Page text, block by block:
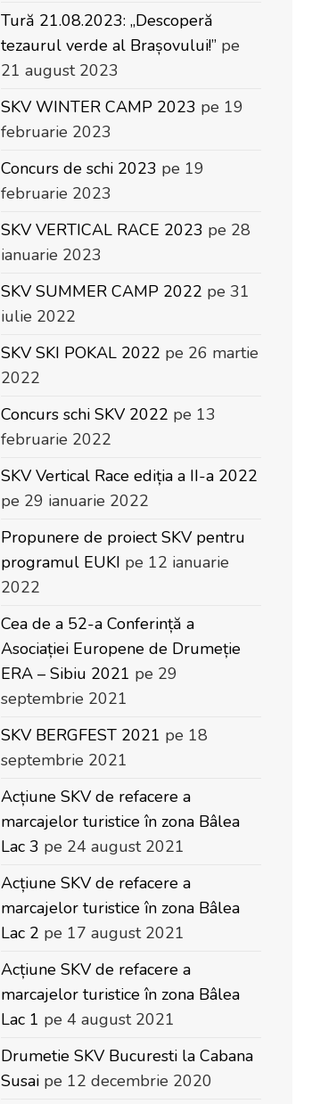
Tură 21.08.2023: „Descoperă
tezaurul verde al Brașovului!” pe
21 august 2023
SKV WINTER CAMP 2023 pe 19
februarie 2023
Concurs de schi 2023 pe 19
februarie 2023
SKV VERTICAL RACE 2023 pe 28
ianuarie 2023
SKV SUMMER CAMP 2022 pe 31
iulie 2022
SKV SKI POKAL 2022 pe 26 martie
2022
Concurs schi SKV 2022 pe 13
februarie 2022
SKV Vertical Race ediția a II-a 2022
pe 29 ianuarie 2022
Propunere de proiect SKV pentru
programul EUKI pe 12 ianuarie
2022
Cea de a 52-a Conferință a
Asociației Europene de Drumeție
ERA – Sibiu 2021 pe 29
septembrie 2021
SKV BERGFEST 2021 pe 18
septembrie 2021
Acțiune SKV de refacere a
marcajelor turistice în zona Bâlea
Lac 3 pe 24 august 2021
Acțiune SKV de refacere a
marcajelor turistice în zona Bâlea
Lac 2 pe 17 august 2021
Acțiune SKV de refacere a
marcajelor turistice în zona Bâlea
Lac 1 pe 4 august 2021
Drumetie SKV Bucuresti la Cabana
Susai pe 12 decembrie 2020